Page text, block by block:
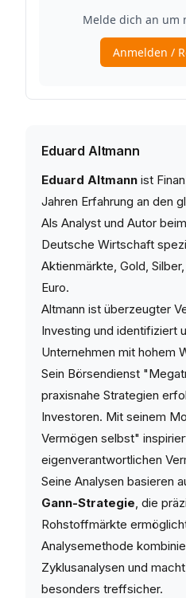
Eduard Altmann
Eduard Altmann ist
Jahren Erfahrung an den
Als Analyst und Autor
Deutsche Wirtschaft
Aktienmärkte, Gold,
Euro.
Altmann ist überzeugter
Investing und identifiziert
Unternehmen mit hohem
Sein Börsendienst
praxisnahe Strategien
Investoren. Mit seinem
Vermögen selbst"
eigenverantwortlichen
Seine Analysen basieren
Gann-Strategie , die
Rohstoffmärkte
Analysemethode
Zyklusanalysen und
besonders treffsicher.